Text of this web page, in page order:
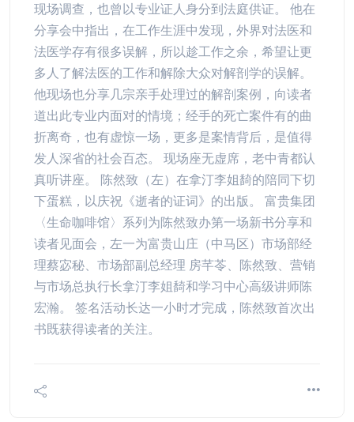
现场调查，也曾以专业证人身分到法庭供证。 他在
分享会中指出，在工作生涯中发现，外界对法医和
法医学存有很多误解，所以趁工作之余，希望让更
多人了解法医的工作和解除大众对解剖学的误解。
他现场也分享几宗亲手处理过的解剖案例，向读者
道出此专业内面对的情境；经手的死亡案件有的曲
折离奇，也有虚惊一场，更多是案情背后，是值得
发人深省的社会百态。 现场座无虚席，老中青都认
真听讲座。 陈然致（左）在拿汀李姐䭲的陪同下切
下蛋糕，以庆祝《逝者的证词》的出版。 富贵集团
〈生命咖啡馆〉系列为陈然致办第一场新书分享和
读者见面会，左一为富贵山庄（中马区）市场部经
理蔡宓秘、市场部副总经理 房芊苓、陈然致、营销
与市场总执行长拿汀李姐䭲和学习中心高级讲师陈
宏瀚。 签名活动长达一小时才完成，陈然致首次出
书既获得读者的关注。